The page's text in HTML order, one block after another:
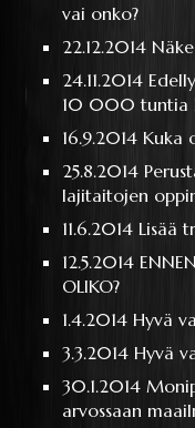
vai onko?
22.12.2014
24.11.2014
10 000 tuntia
16.9.2014 Kuka
25.8.2014
lajitaitojen
11.6.2014Lisää
12.5.2014
OLIKO?
1.4.2014Hyvä
3.3.2014Hyvä
30.1.2014
arvossaan